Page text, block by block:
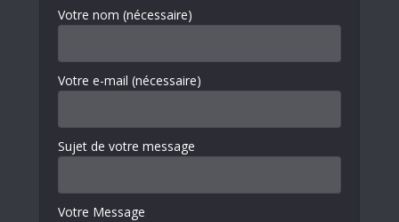
Votre nom (nécessaire)
Votre e-mail (nécessaire)
Sujet de votre message
Votre Message